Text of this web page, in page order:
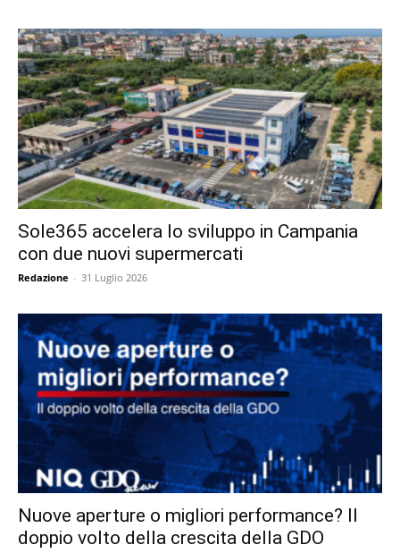
Sole365 accelera lo sviluppo in Campania
con due nuovi supermercati
Redazione - 31 Luglio 2026
Nuove aperture o migliori performance? Il
doppio volto della crescita della GDO